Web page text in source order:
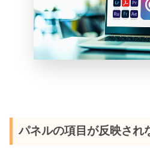
パネルの項目が反映され